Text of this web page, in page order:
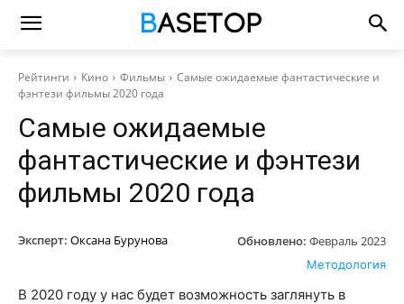
Рейтинги Кино Фильмы
Самые ожидаемые фантастические и
фэнтези фильмы 2020 года
Самые ожидаемые
фантастические и фэнтези
фильмы 2020 года
Эксперт: Оксана Бурунова Обновлено: Февраль 2023
Методология
В 2020 году у нас будет возможность заглянуть в